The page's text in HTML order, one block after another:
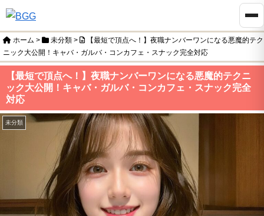
ホーム > 未分類 >
【最短で頂点へ！】夜職ナンバーワンになる悪魔的テク
ニック大公開！キャバ・ガルバ・コンカフェ・スナック完全対応
【最短で頂点へ！】夜職ナンバーワンになる悪魔的テクニ
ック大公開！キャバ・ガルバ・コンカフェ・スナック完全
対応
未分類